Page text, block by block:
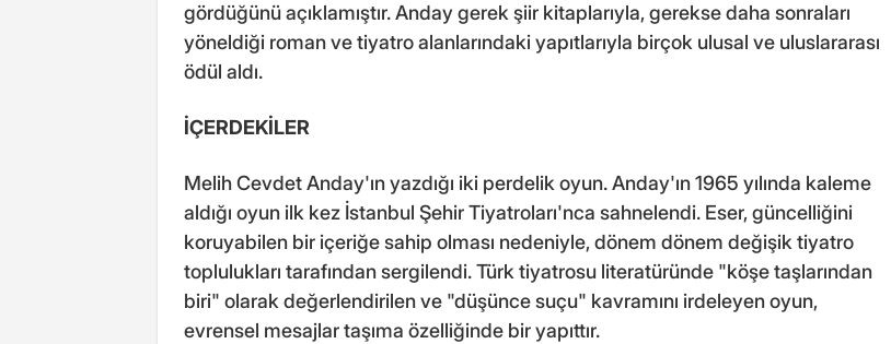
gördüğünü açıklamıştır. Anday gerek şiir kitaplarıyla, gerekse daha sonraları
yöneldiği roman ve tiyatro alanlarındaki yapıtlarıyla birçok ulusal ve uluslararası
ödül aldı.
İÇERDEKİLER
Melih Cevdet Anday'ın yazdığı iki perdelik oyun. Anday'ın 1965 yılında kaleme
aldığı oyun ilk kez İstanbul Şehir Tiyatroları'nca sahnelendi. Eser, güncelliğini
koruyabilen bir içeriğe sahip olması nedeniyle, dönem dönem değişik tiyatro
toplulukları tarafından sergilendi. Türk tiyatrosu literatüründe "köşe taşlarından
biri" olarak değerlendirilen ve "düşünce suçu" kavramını irdeleyen oyun,
evrensel mesajlar taşıma özelliğinde bir yapıttır.